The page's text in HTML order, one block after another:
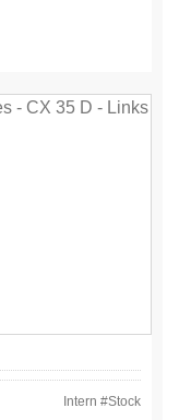
Intern #Stock